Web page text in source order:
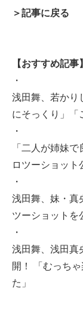
＞記事に戻る
【おすすめ記事】
・
浅田舞、若かり
にそっくり」「
・
「二人が姉妹
ロツーショット
・
浅田舞、妹・真
ツーショットを
・
浅田舞、浅田真
開！ 「むっち
た」